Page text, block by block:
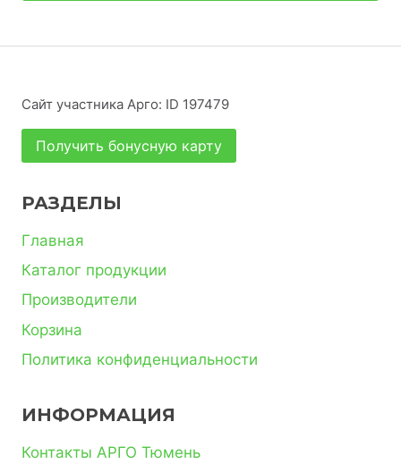
Сайт участника Арго: ID 197479
Получить бонусную карту
РАЗДЕЛЫ
Главная
Каталог продукции
Производители
Корзина
Политика конфиденциальности
ИНФОРМАЦИЯ
Контакты АРГО Тюмень